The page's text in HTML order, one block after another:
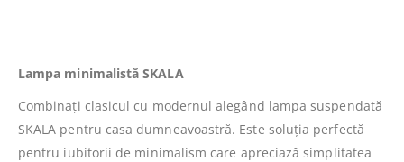
Lampa minimalistă SKALA
Combinați clasicul cu modernul alegând lampa suspendată
SKALA pentru casa dumneavoastră. Este soluția perfectă
pentru iubitorii de minimalism care apreciază simplitatea